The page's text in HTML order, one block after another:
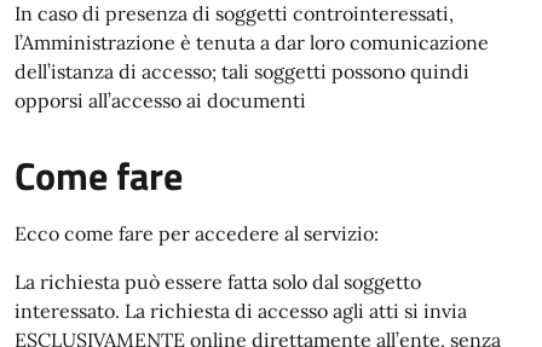
In caso di presenza di soggetti controinteressati,
l’Amministrazione è tenuta a dar loro comunicazione
dell’istanza di accesso; tali soggetti possono quindi
opporsi all’accesso ai documenti
Come fare
Ecco come fare per accedere al servizio:
La richiesta può essere fatta solo dal soggetto
interessato. La richiesta di accesso agli atti si invia
ESCLUSIVAMENTE online direttamente all’ente, senza